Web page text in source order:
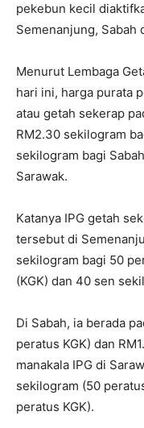
pekebun kecil
Semenanjung, Sabah
Menurut Lembaga
hari ini, harga purata
atau getah sekerap
RM2.30 sekilogram
sekilogram bagi
Sarawak.
Katanya IPG getah
tersebut di
sekilogram bagi 50
(KGK) dan 40 sen
Di Sabah, ia berada
peratus KGK) dan
manakala IPG di
sekilogram (50
peratus KGK).